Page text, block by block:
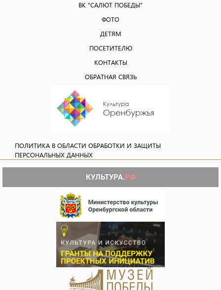
ВК "САЛЮТ ПОБЕДЫ"
ФОТО
ДЕТЯМ
ПОСЕТИТЕЛЮ
КОНТАКТЫ
ОБРАТНАЯ СВЯЗЬ
ПОЛИТИКА В ОБЛАСТИ ОБРАБОТКИ И ЗАЩИТЫ
ПЕРСОНАЛЬНЫХ ДАННЫХ